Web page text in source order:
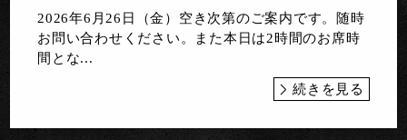
2026年6月26日（金）空き次第のご案内です。随時
お問い合わせください。また本日は2時間のお席時
間とな...
続きを見る